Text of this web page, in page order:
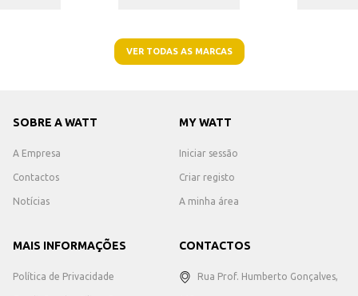
VER TODAS AS MARCAS
SOBRE A WATT
A Empresa
Contactos
Notícias
MY WATT
Iniciar sessão
Criar registo
A minha área
MAIS INFORMAÇÕES
Política de Privacidade
CONTACTOS
Rua Prof. Humberto Gonçalves,